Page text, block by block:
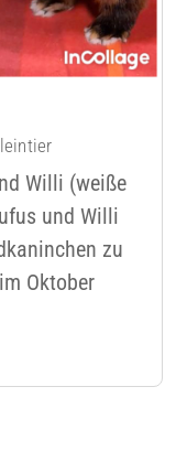
Willi (weiße
und Willi
zu
Oktober